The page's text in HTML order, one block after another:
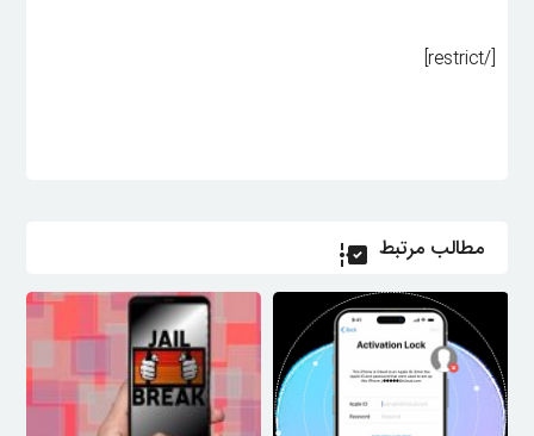
[/restrict]
مطالب مرتبط